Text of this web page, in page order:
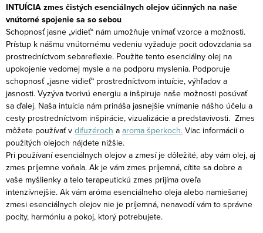
INTUÍCIA zmes čistých esenciálnych olejovúčinných na naše
vnútorné spojenie sa so sebou
Schopnosť jasne „vidieť“ nám umožňuje vnímať vzorce a možnosti.
Prístup k nášmu vnútornému vedeniu vyžaduje pocit odovzdania sa
prostredníctvom sebareflexie. Použite tento esenciálny olej na
upokojenie vedomej mysle a na podporu myslenia. Podporuje
schopnosť „jasne vidieť“ prostredníctvom intuície, výhľadov a
jasnosti. Vyzýva tvorivú energiu a inšpiruje naše možnosti posúvať
sa ďalej. Naša intuícia nám prináša jasnejšie vnímanie nášho účelu a
cesty prostredníctvom inšpirácie, vizualizácie a predstavivosti. Zmes
môžete používať v difuzéroch a aroma šperkoch. Viac informácii o
použitých olejoch nájdete nižšie.
Pri používaní esenciálnych olejov a zmesí je dôležité, aby vám olej, aj
zmes príjemne voňala. Ak je vám zmes príjemná, cítite sa dobre a
vaše myšlienky a telo terapeutickú zmes prijíma oveľa
intenzívnejšie. Ak vám aróma esenciálneho oleja alebo namiešanej
zmesi esenciálnych olejov nie je príjemná, nenavodí vám to správne
pocity, harmóniu a pokoj, ktorý potrebujete.